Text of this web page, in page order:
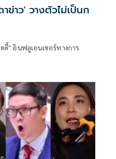
ข่าว' วางตัวไม่เป็นก
ดี้" อินฟลูเอนเซอร์ทางการ